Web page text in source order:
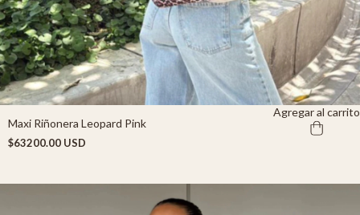
Maxi Riñonera Leopard Pink
$63200.00 USD
Agregar al carrito